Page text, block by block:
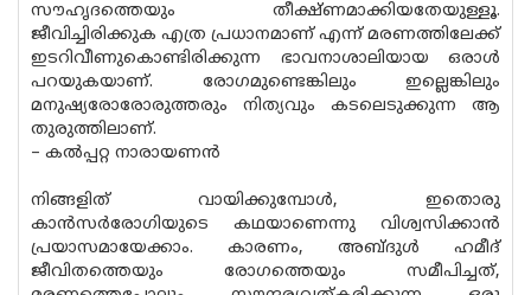
സൗഹൃദത്തെയും തീക്ഷ്ണമാക്കിയതേയുള്ളൂ.
ജീവിച്ചിരിക്കുക എത്ര പ്രധാനമാണ് എന്ന് മരണത്തിലേക്ക്
ഇടറിവീണുകൊണ്ടിരിക്കുന്ന ഭാവനാശാലിയായ ഒരാള്‍
പറയുകയാണ്. രോഗമുണ്ടെങ്കിലും ഇല്ലെങ്കിലും
മനുഷ്യരോരോരുത്തരും നിത്യവും കടലെടുക്കുന്ന ആ
തുരുത്തിലാണ്.
– കല്‍പ്പറ്റ നാരായണന്‍
നിങ്ങളിത് വായിക്കുമ്പോള്‍, ഇതൊരു
കാന്‍സര്‍രോഗിയുടെ കഥയാണെന്നു വിശ്വസിക്കാന്‍
പ്രയാസമായേക്കാം. കാരണം, അബ്ദുള്‍ ഹമീദ്
ജീവിതത്തെയും രോഗത്തെയും സമീപിച്ചത്,